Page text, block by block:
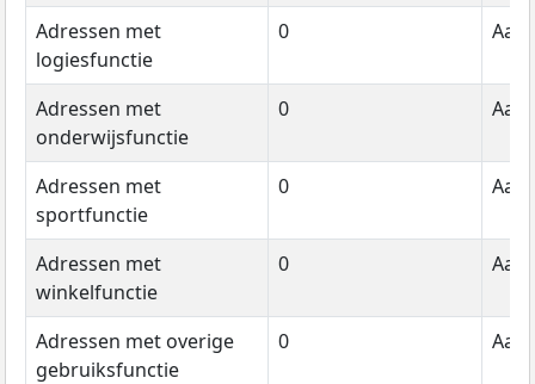
Adressen met
logiesfunctie
0
Adressen met
onderwijsfunctie
0
Adressen met
sportfunctie
0
Adressen met
winkelfunctie
0
Adressen met overige
gebruiksfunctie
0